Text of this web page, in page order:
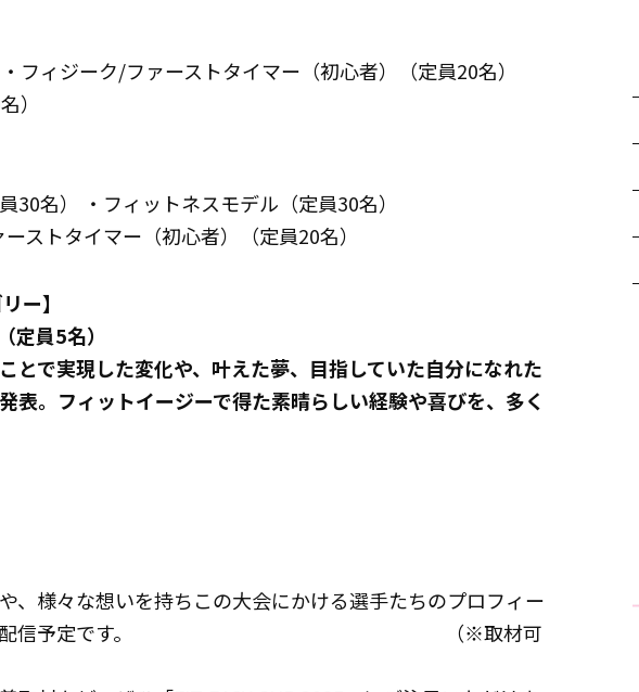
フィジーク/ファーストタイマー（初心者）（定員20名）
）
30名） ・フィットネスモデル（定員30名）
ストタイマー（初心者）（定員20名）
ー】
定員5名）
とで実現した変化や、叶えた夢、目指していた自分になれた
表。フィットイージーで得た素晴らしい経験や喜びを、多く
、様々な想いを持ちこの大会にかける選手たちのプロフィー
皆さまへ配信予定です。 （※取材可